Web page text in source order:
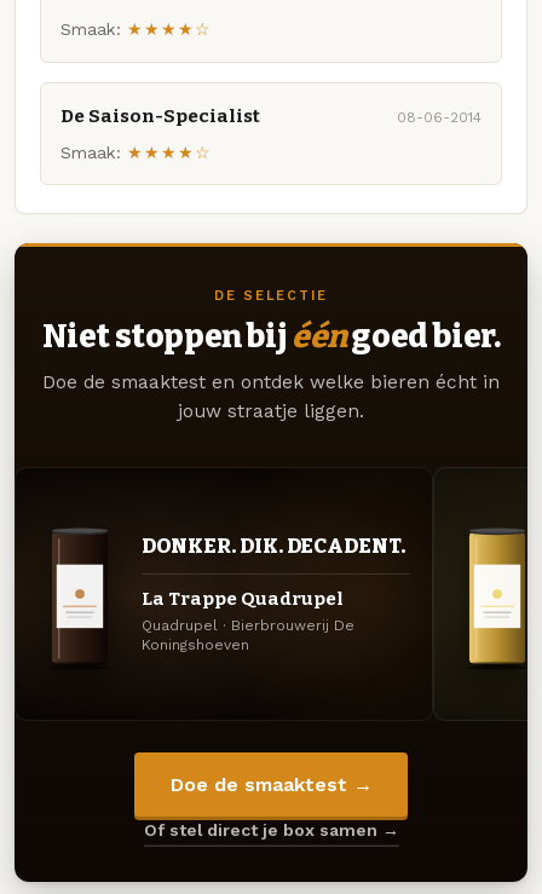
Smaak: ★★★★☆
De Saison-Specialist 08-06-2014
Smaak: ★★★★☆
DE SELECTIE
Niet stoppen bij ééngoed bier.
Doe de smaaktest en ontdek welke bieren écht in
jouw straatje liggen.
DONKER. DIK. DECADENT.
La Trappe Quadrupel
Quadrupel · Bierbrouwerij De
Koningshoeven
Doe de smaaktest →
Of stel direct je box samen →